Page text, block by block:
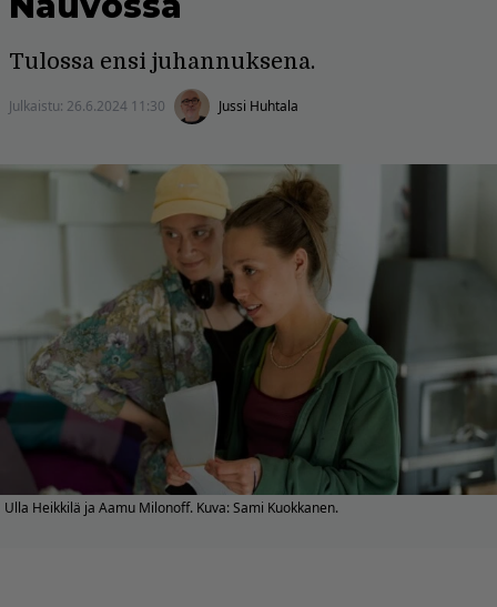
Tulossa ensi juhannuksena.
Julkaistu: 26.6.2024 11:30 Jussi Huhtala
Ulla Heikkilä ja Aamu Milonoff. Kuva: Sami Kuokkanen.